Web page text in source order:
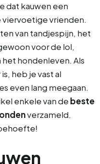
dat kauwen een
viervoetige vrienden.
van tandjespijn, het
voor de lol,
hondenleven. Als
heb je vast al
even lang meegaan.
enkele van de beste
verzameld.